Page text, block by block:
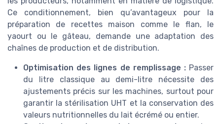
Ce conditionnement, bien qu’avantageux pour la
préparation de recettes maison comme le flan, le
yaourt ou le gâteau, demande une adaptation des
chaînes de production et de distribution.
Optimisation des lignes de remplissage :Passer
du litre classique au demi-litre nécessite des
ajustements précis sur les machines, surtout pour
garantir la stérilisation UHT et la conservation des
valeurs nutritionnelles du lait écrémé ou entier.